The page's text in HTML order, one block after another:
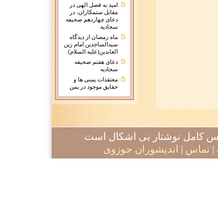
امید به فضل الهی در
مقابل ستمکاران، در
دعای چهاردهم صحیفه
سجادیه
ماه رمضان از دیدگاه
سیدالساجدین امام زین
العابدین(علیه السلام)
دعای هفتم صحیفه
سجادیه
معتقدات يمنی ها و
حقايق موجود در يمن
کامل نوشتار بی اشکال است
| تماس | اندیشوران حوزوی